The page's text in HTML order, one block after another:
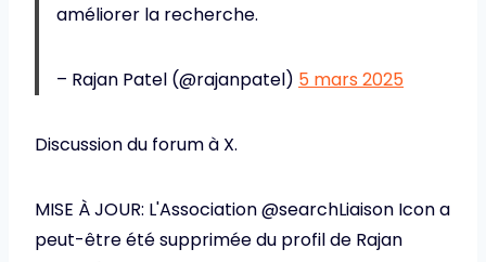
améliorer la recherche.
– Rajan Patel (@rajanpatel) 5 mars 2025
Discussion du forum à X.
MISE À JOUR: L'Association @searchLiaison Icon a
peut-être été supprimée du profil de Rajan